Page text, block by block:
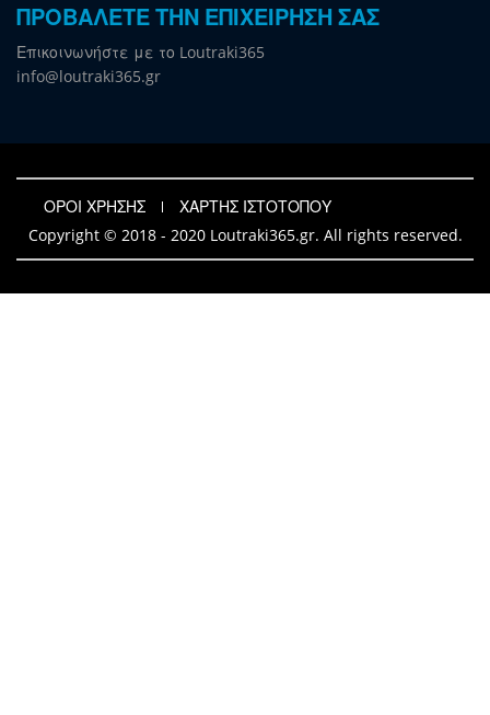
ΠΡΟΒΑΛΕΤΕ ΤΗΝ ΕΠΙΧΕΙΡΗΣΗ ΣΑΣ
Επικοινωνήστε με το Loutraki365
info@loutraki365.gr
ΟΡΟΙ ΧΡΗΣΗΣ
ΧΑΡΤΗΣ ΙΣΤΟΤΟΠΟΥ
Copyright © 2018 - 2020 Loutraki365.gr. All rights reserved.